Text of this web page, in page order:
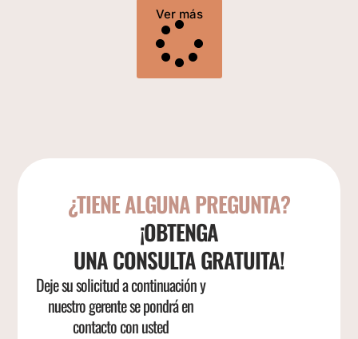
Ver más
¿TIENE ALGUNA PREGUNTA?
¡OBTENGA
UNA CONSULTA GRATUITA!
Deje su solicitud a continuación y
nuestro gerente se pondrá en
contacto con usted